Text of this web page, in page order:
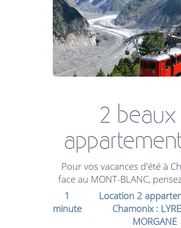
2 beaux
Chamonix
Mont-
Pour vos vacances d'été à
face au MONT-BLANC,
appartements locatifs avec
au Mont-Blanc et
1
minute
Location 2
Chamonix :
MORGANE